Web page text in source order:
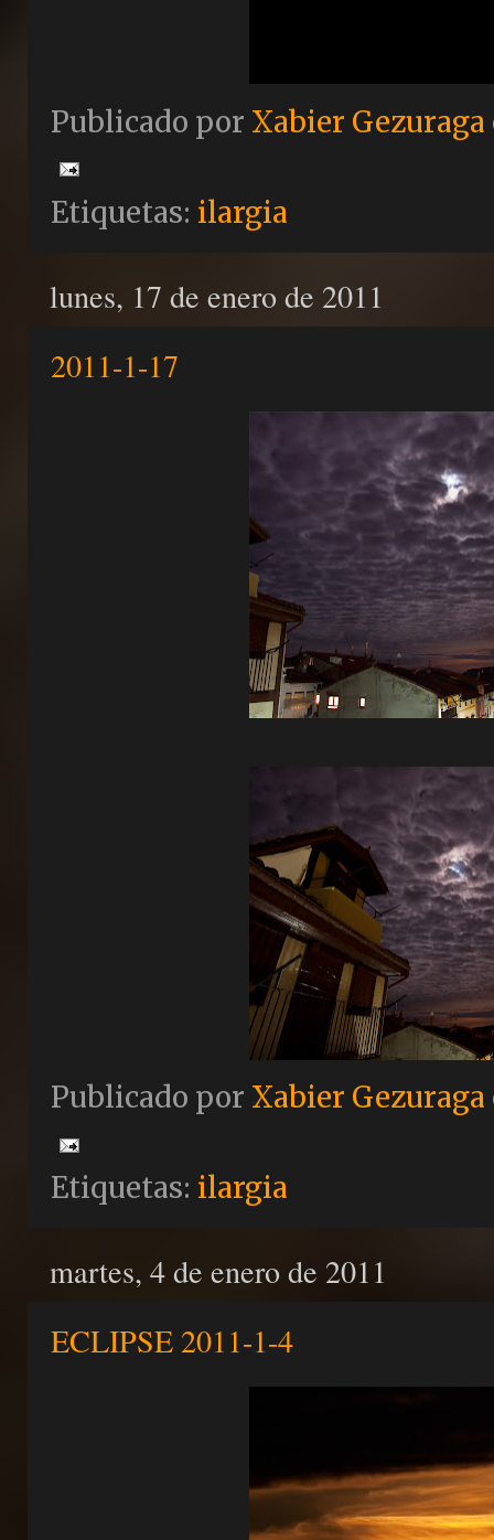
Publicado por Xabier Gezuraga
Etiquetas: ilargia
lunes, 17 de enero de 2011
2011-1-17
Publicado por Xabier Gezuraga
Etiquetas: ilargia
martes, 4 de enero de 2011
ECLIPSE 2011-1-4